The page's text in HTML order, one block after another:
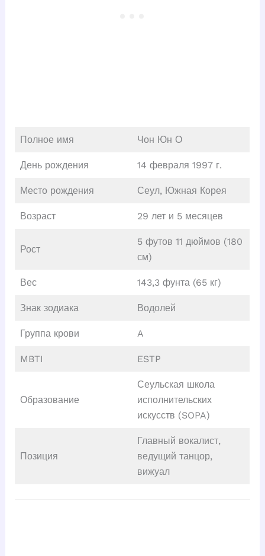
Полное имя Чон Юн О
День рождения 14 февраля 1997 г.
Место рождения Сеул, Южная Корея
Возраст 29 лет и 5 месяцев
Рост
5 футов 11 дюймов (180
см)
Вес 143,3 фунта (65 кг)
Знак зодиака Водолей
Группа крови A
MBTI ESTP
Образование
Сеульская школа
исполнительских
искусств (SOPA)
Позиция
Главный вокалист,
ведущий танцор,
вижуал